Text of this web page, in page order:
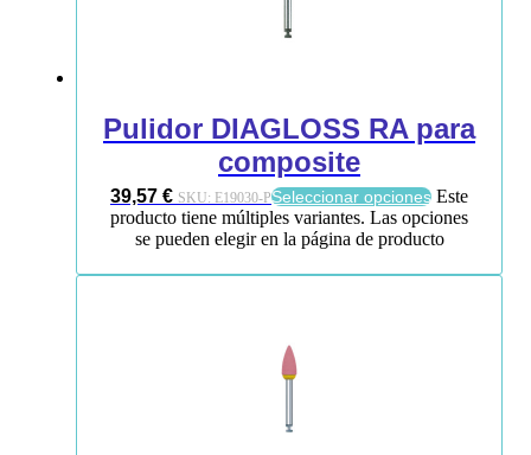
Pulidor DIAGLOSS RA para
composite
39,57 € SKU: E19030-PSeleccionar opciones Este
producto tiene múltiples variantes. Las opciones
se pueden elegir en la página de producto